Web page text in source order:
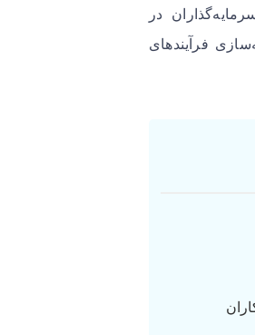
در
فرآیندهای